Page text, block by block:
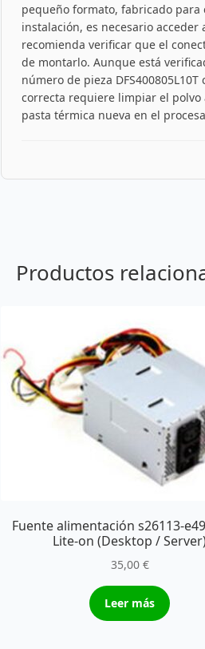
pequeño formato, fabricado
instalación, es necesario
recomienda verificar que el
de montarlo. Aunque está
número de pieza
correcta requiere limpiar el
pasta térmica nueva en el
Productos
Fuente alimentación s26113-
Lite-on (Desktop /
35,00 €
Leer más